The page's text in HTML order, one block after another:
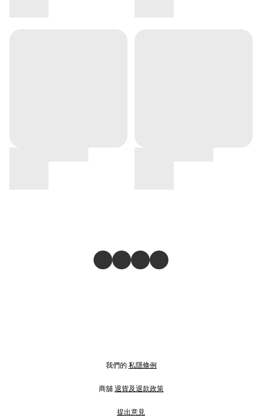
我們的 私隱條例
商舖 退貨及退款政策
提出意見